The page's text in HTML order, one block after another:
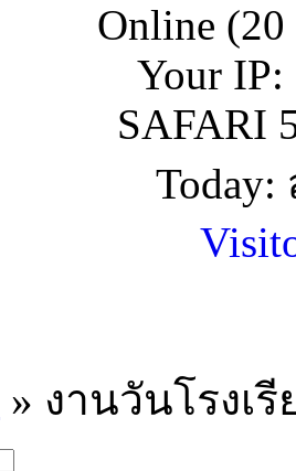
Online (20
Your IP:
SAFARI
Today:
» งานวันโรงเ